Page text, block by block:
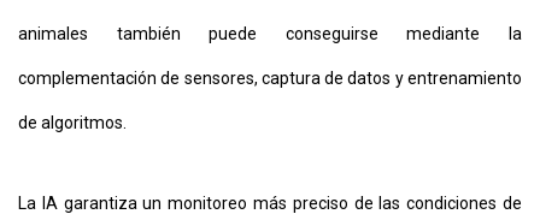
animales también puede conseguirse mediante la
complementación de sensores, captura de datos y entrenamiento
de algoritmos.
La IA garantiza un monitoreo más preciso de las condiciones de